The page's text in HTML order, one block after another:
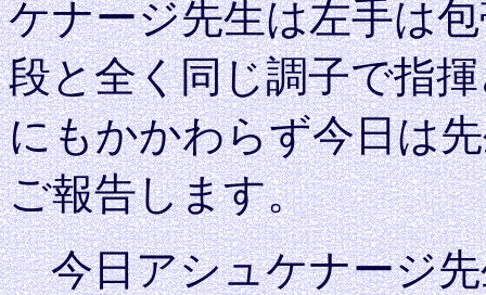
ケナージ先生は左手は
段と全く同じ調子で指
にもかかわらず今日は
ご報告します。
今日アシュケナージ先